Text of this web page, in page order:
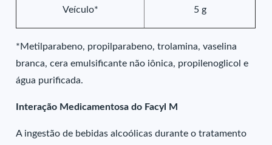
Veículo* 5 g
*Metilparabeno, propilparabeno, trolamina, vaselina
branca, cera emulsificante não iônica, propilenoglicol e
água purificada.
Interação Medicamentosa do Facyl M
A ingestão de bebidas alcoólicas durante o tratamento